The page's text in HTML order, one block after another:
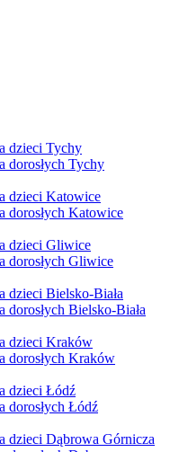
dzieci Tychy
dorosłych Tychy
dzieci Katowice
dorosłych Katowice
dzieci Gliwice
dorosłych Gliwice
dzieci Bielsko-Biała
dorosłych Bielsko-Biała
dzieci Kraków
dorosłych Kraków
dzieci Łódź
dorosłych Łódź
dzieci Dąbrowa Górnicza